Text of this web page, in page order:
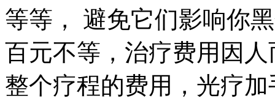
等等， 避免它们影响你
百元不等，治疗费用因
整个疗程的费用，光疗